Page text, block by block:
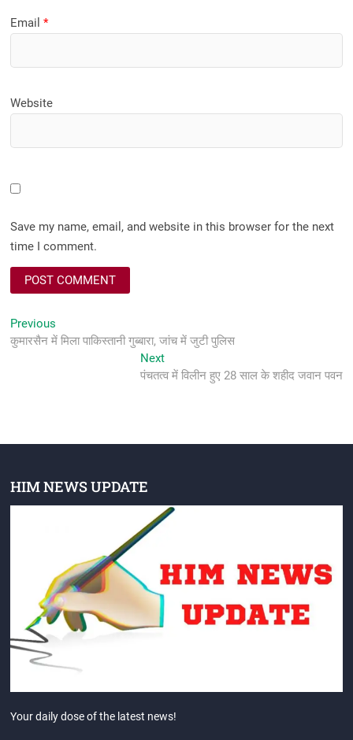
Email*
Website
Save my name, email, and website in this browser for the next
time I comment.
Post
navigation
Previous
post:
कुमारसैन में मिला पाकिस्तानी गुब्बारा, जांच में जुटी पुलिस
NextNext
post:
पंचतत्व में विलीन हुए 28 साल के शहीद जवान पवन
HIM NEWS UPDATE
Your daily dose of the latest news!